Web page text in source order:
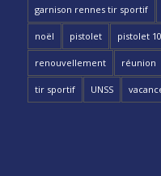
garnison rennes tir sportif
noël pistolet pistolet
renouvellement réunion
tir sportif UNSS